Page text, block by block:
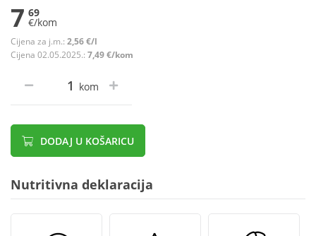
7 69
€/kom
Cijena za j.m.: 2,56 €/l
Cijena 02.05.2025.: 7,49 €/kom
kom
DODAJ U KOŠARICU
Nutritivna deklaracija